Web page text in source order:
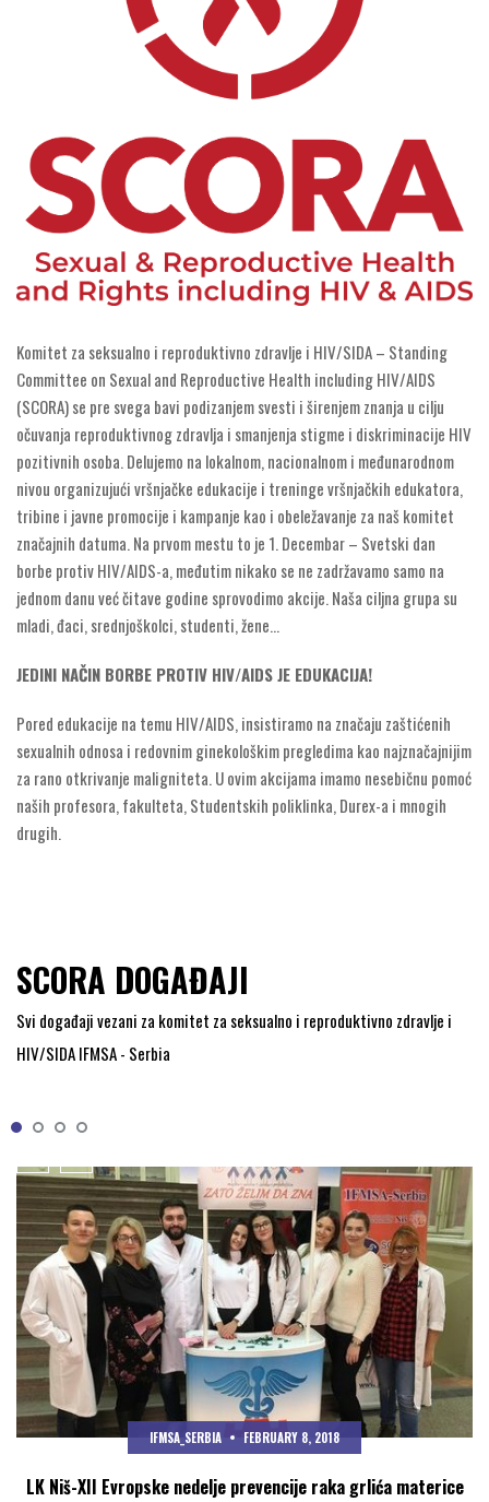
Komitet za seksualno i reproduktivno zdravlje i HIV/SIDA – Standing
Committee on Sexual and Reproductive Health including HIV/AIDS
(SCORA) se pre svega bavi podizanjem svesti i širenjem znanja u cilju
očuvanja reproduktivnog zdravlja i smanjenja stigme i diskriminacije HIV
pozitivnih osoba. Delujemo na lokalnom, nacionalnom i međunarodnom
nivou organizujući vršnjačke edukacije i treninge vršnjačkih edukatora,
tribine i javne promocije i kampanje kao i obeležavanje za naš komitet
značajnih datuma. Na prvom mestu to je 1. Decembar – Svetski dan
borbe protiv HIV/AIDS-a, međutim nikako se ne zadržavamo samo na
jednom danu već čitave godine sprovodimo akcije. Naša ciljna grupa su
mladi, đaci, srednjoškolci, studenti, žene…
JEDINI NAČIN BORBE PROTIV HIV/AIDS JE EDUKACIJA!
Pored edukacije na temu HIV/AIDS, insistiramo na značaju zaštićenih
sexualnih odnosa i redovnim ginekološkim pregledima kao najznačajnijim
za rano otkrivanje maligniteta. U ovim akcijama imamo nesebičnu pomoć
naših profesora, fakulteta, Studentskih poliklinka, Durex-a i mnogih
drugih.
SCORA DOGAĐAJI
Svi događaji vezani za komitet za seksualno i reproduktivno zdravlje i
HIV/SIDA IFMSA - Serbia
IFMSA_SERBIA FEBRUARY 8, 2018
LK Niš-XII Evropske nedelje prevencije raka grlića materice